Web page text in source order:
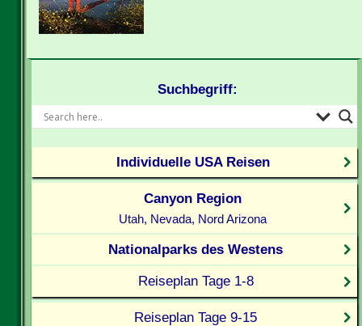
Suchbegriff:
Individuelle USA Reisen
Canyon Region
Utah, Nevada, Nord Arizona
Nationalparks des Westens
Reiseplan Tage 1-8
Reiseplan Tage 9-15